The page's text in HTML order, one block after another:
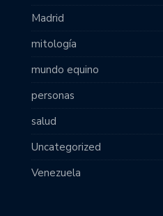
Madrid
mitología
mundo equino
personas
salud
Uncategorized
Venezuela